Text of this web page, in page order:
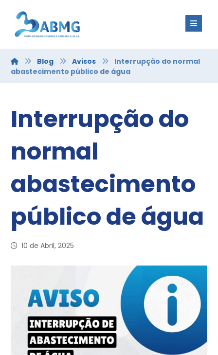
Blog Avisos
Interrupção do normal
abastecimento público de água
Interrupção do
normal
abastecimento
público de água
10 de Abril, 2025